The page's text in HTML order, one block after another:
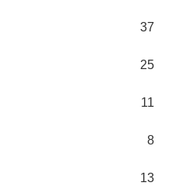
37
25
11
8
13